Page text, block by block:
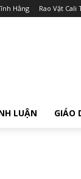
Hằng Rao Vặt Cali
LUẬN GIÁO